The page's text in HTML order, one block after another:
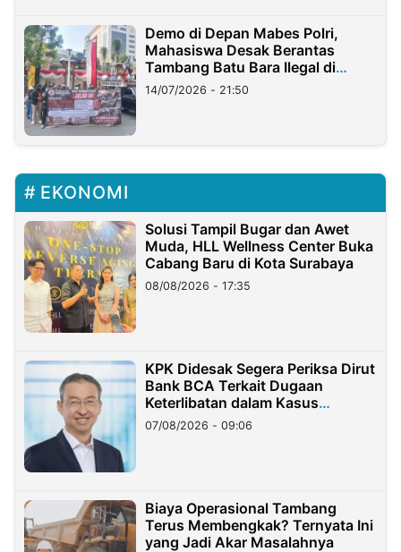
Demo di Depan Mabes Polri,
Mahasiswa Desak Berantas
Tambang Batu Bara Ilegal di
Lampung
14/07/2026 - 21:50
EKONOMI
Solusi Tampil Bugar dan Awet
Muda, HLL Wellness Center Buka
Cabang Baru di Kota Surabaya
08/08/2026 - 17:35
KPK Didesak Segera Periksa Dirut
Bank BCA Terkait Dugaan
Keterlibatan dalam Kasus
Hilangnya Dana Nasabah Rp2,58
Miliar
07/08/2026 - 09:06
Biaya Operasional Tambang
Terus Membengkak? Ternyata Ini
yang Jadi Akar Masalahnya